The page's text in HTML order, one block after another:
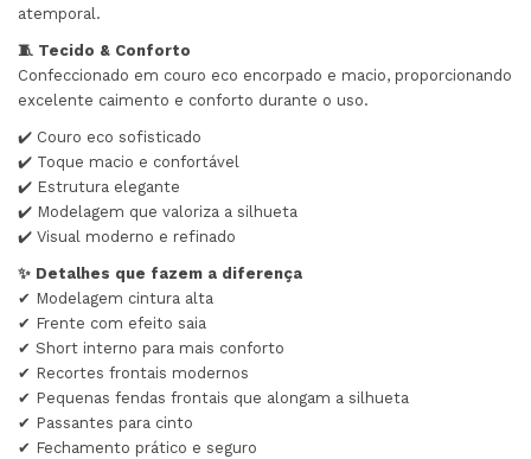
atemporal.
🧵 Tecido & Conforto
Confeccionado em couro eco encorpado e macio, proporcionando
excelente caimento e conforto durante o uso.
✔️ Couro eco sofisticado
✔️ Toque macio e confortável
✔️ Estrutura elegante
✔️ Modelagem que valoriza a silhueta
✔️ Visual moderno e refinado
✨ Detalhes que fazem a diferença
✔ Modelagem cintura alta
✔ Frente com efeito saia
✔ Short interno para mais conforto
✔ Recortes frontais modernos
✔ Pequenas fendas frontais que alongam a silhueta
✔ Passantes para cinto
✔ Fechamento prático e seguro